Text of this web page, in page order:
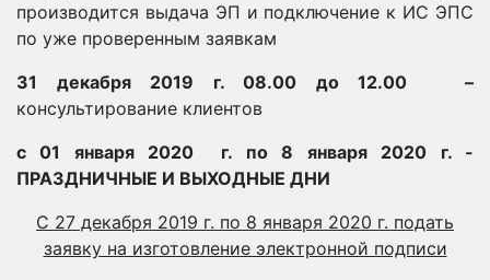
производится выдача ЭП и подключение к ИС ЭПС
по уже проверенным заявкам
31 декабря 2019 г. 08.00 до 12.00 –
консультирование клиентов
с 01 января 2020 г. по 8 января 2020 г. -
ПРАЗДНИЧНЫЕ И ВЫХОДНЫЕ ДНИ
С 27 декабря 2019 г. по 8 января 2020 г. подать
заявку на изготовление электронной подписи